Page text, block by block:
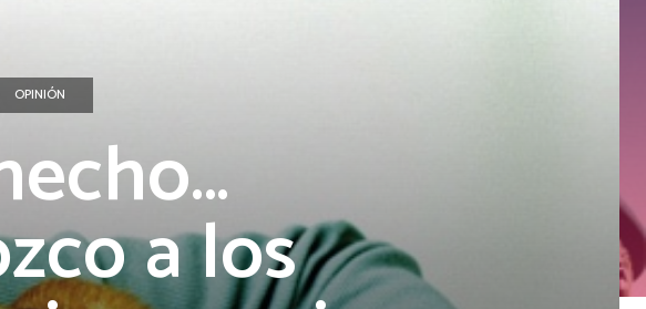
OPINIÓN
a los